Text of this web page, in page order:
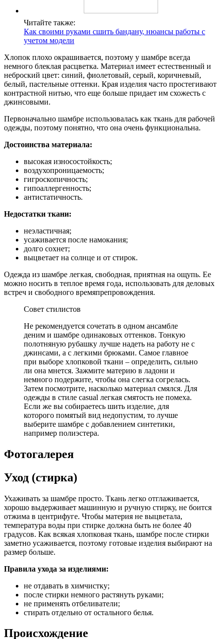
Читайте также:
Как своими руками сшить бандану, нюансы работы с
учетом модели
Хлопок плохо окрашивается, поэтому у шамбре всегда
немного блеклая расцветка. Материал имеет естественный и
неброский цвет: синий, фиолетовый, серый, коричневый,
белый, пастельные оттенки. Края изделия часто простегивают
контрастной нитью, что еще больше придает им схожесть с
джинсовыми.
Первоначально шамбре использовалась как ткань для рабочей
одежды, поэтому понятно, что она очень функциональна.
Достоинства материала:
высокая износостойкость;
воздухопроницаемость;
гигроскопичность;
гипоаллергенность;
антистатичность.
Недостатки ткани:
неэластичная;
усаживается после намокания;
долго сохнет;
выцветает на солнце и от стирок.
Одежда из шамбре легкая, свободная, приятная на ощупь. Ее
можно носить в теплое время года, использовать для деловых
встреч и свободного времяпрепровождения.
Совет стилистов
Не рекомендуется сочетать в одном ансамбле
деним и шамбре одинаковых оттенков. Тонкую
полотняную рубашку лучше надеть на работу не с
джинсами, а с легкими брюками. Самое главное
при выборе хлопковой ткани – определить, сильно
ли она мнется. Зажмите материю в ладони и
немного подержите, чтобы она слегка согрелась.
Затем посмотрите, насколько материал смялся. Для
одежды в стиле casual легкая смятость не помеха.
Если же вы собираетесь шить изделие, для
которого помятый вид недопустим, то лучше
выберите шамбре с добавлением синтетики,
например полиэстера.
Фотогалерея
Уход (стирка)
Ухаживать за шамбре просто. Ткань легко отглаживается,
хорошо выдерживает машинную и ручную стирку, не боится
отжима в центрифуге. Чтобы материя не выцветала,
температура воды при стирке должна быть не более 40
градусов. Как всякая хлопковая ткань, шамбре после стирки
заметно усаживается, поэтому готовые изделия выбирают на
размер больше.
Правила ухода за изделиями:
не отдавать в химчистку;
после стирки немного растянуть руками;
не применять отбеливатели;
стирать отдельно от остального белья.
Происхождение